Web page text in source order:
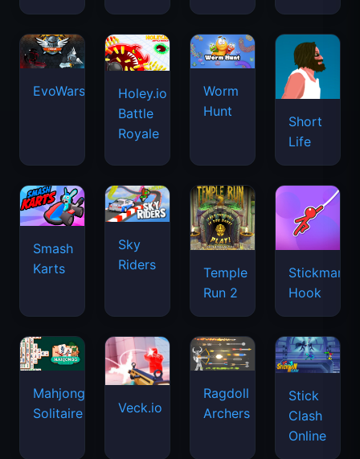
EvoWars.io
Holey.io
Battle
Royale
Worm
Hunt
Short
Life
Smash
Karts
Sky
Riders
Temple
Run 2
Stickman
Hook
Mahjongg
Solitaire
Veck.io
Ragdoll
Archers
Stick
Clash
Online